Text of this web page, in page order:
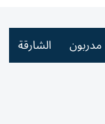
مدربون الشارقة